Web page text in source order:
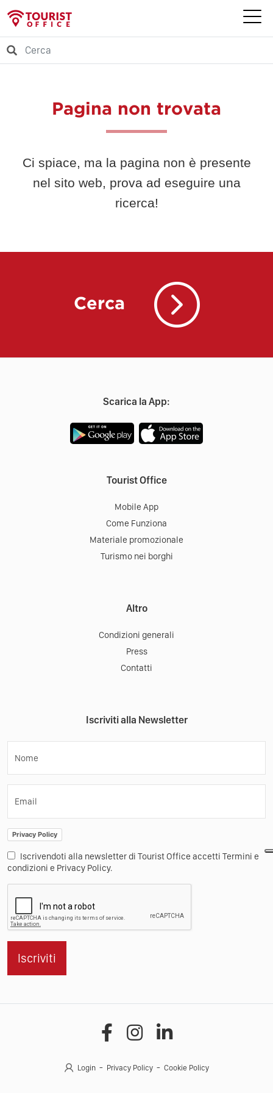
Pagina non trovata
Ci spiace, ma la pagina non è presente
nel sito web, prova ad eseguire una
ricerca!
Cerca
Scarica la App:
Tourist Office
Mobile App
Come Funziona
Materiale promozionale
Turismo nei borghi
Altro
Condizioni generali
Press
Contatti
Iscriviti alla Newsletter
Nome
Email
Privacy Policy
Iscrivendoti alla newsletter di Tourist Office accetti Termini e
condizioni e Privacy Policy.
Iscriviti
Login Privacy Policy Cookie Policy